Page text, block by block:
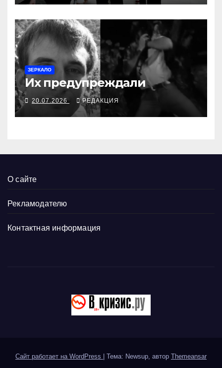
ЗЕРКАЛО
Их предупреждали
20.07.2026 РЕДАКЦИЯ
О сайте
Рекламодателю
Контактная информация
Сайт работает на WordPress | Тема: Newsup, автор Themeansar